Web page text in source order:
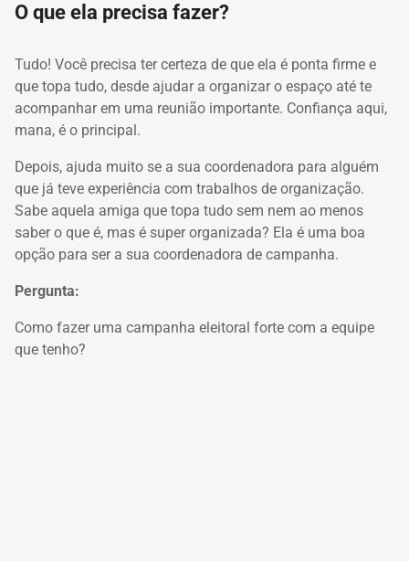
O que ela precisa fazer?
Tudo! Você precisa ter certeza de que ela é ponta firme e
que topa tudo, desde ajudar a organizar o espaço até te
acompanhar em uma reunião importante. Confiança aqui,
mana, é o principal.
Depois, ajuda muito se a sua coordenadora para alguém
que já teve experiência com trabalhos de organização.
Sabe aquela amiga que topa tudo sem nem ao menos
saber o que é, mas é super organizada? Ela é uma boa
opção para ser a sua coordenadora de campanha.
Pergunta:
Como fazer uma campanha eleitoral forte com a equipe
que tenho?